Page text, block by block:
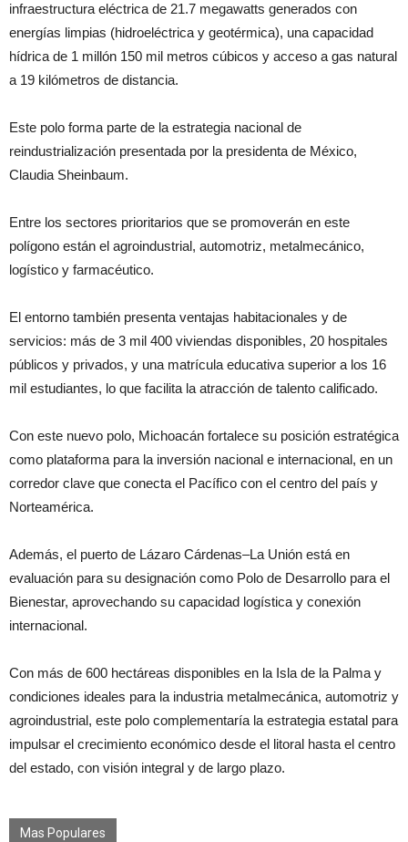
infraestructura eléctrica de 21.7 megawatts generados con
energías limpias (hidroeléctrica y geotérmica), una capacidad
hídrica de 1 millón 150 mil metros cúbicos y acceso a gas natural
a 19 kilómetros de distancia.
Este polo forma parte de la estrategia nacional de
reindustrialización presentada por la presidenta de México,
Claudia Sheinbaum.
Entre los sectores prioritarios que se promoverán en este
polígono están el agroindustrial, automotriz, metalmecánico,
logístico y farmacéutico.
El entorno también presenta ventajas habitacionales y de
servicios: más de 3 mil 400 viviendas disponibles, 20 hospitales
públicos y privados, y una matrícula educativa superior a los 16
mil estudiantes, lo que facilita la atracción de talento calificado.
Con este nuevo polo, Michoacán fortalece su posición estratégica
como plataforma para la inversión nacional e internacional, en un
corredor clave que conecta el Pacífico con el centro del país y
Norteamérica.
Además, el puerto de Lázaro Cárdenas–La Unión está en
evaluación para su designación como Polo de Desarrollo para el
Bienestar, aprovechando su capacidad logística y conexión
internacional.
Con más de 600 hectáreas disponibles en la Isla de la Palma y
condiciones ideales para la industria metalmecánica, automotriz y
agroindustrial, este polo complementaría la estrategia estatal para
impulsar el crecimiento económico desde el litoral hasta el centro
del estado, con visión integral y de largo plazo.
Mas Populares